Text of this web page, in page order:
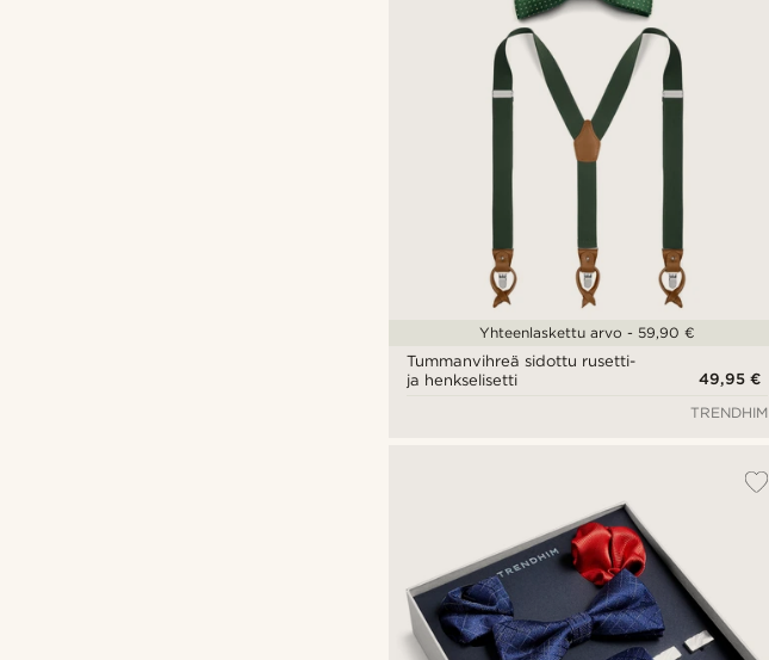
Tummanvihreä sidottu rusetti-
ja henkselisetti
49,95 €
Yhteenlaskettu arvo - 59,90 €
TRENDHIM